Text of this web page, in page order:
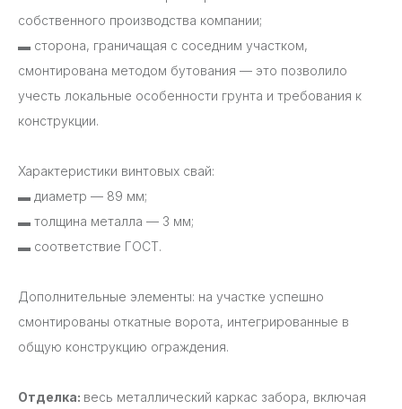
собственного производства компании;
▬ сторона, граничащая с соседним участком,
смонтирована методом бутования — это позволило
учесть локальные особенности грунта и требования к
конструкции.
Характеристики винтовых свай:
▬ диаметр — 89 мм;
▬ толщина металла — 3 мм;
▬ соответствие ГОСТ.
Дополнительные элементы: на участке успешно
смонтированы откатные ворота, интегрированные в
общую конструкцию ограждения.
Отделка: весь металлический каркас забора, включая